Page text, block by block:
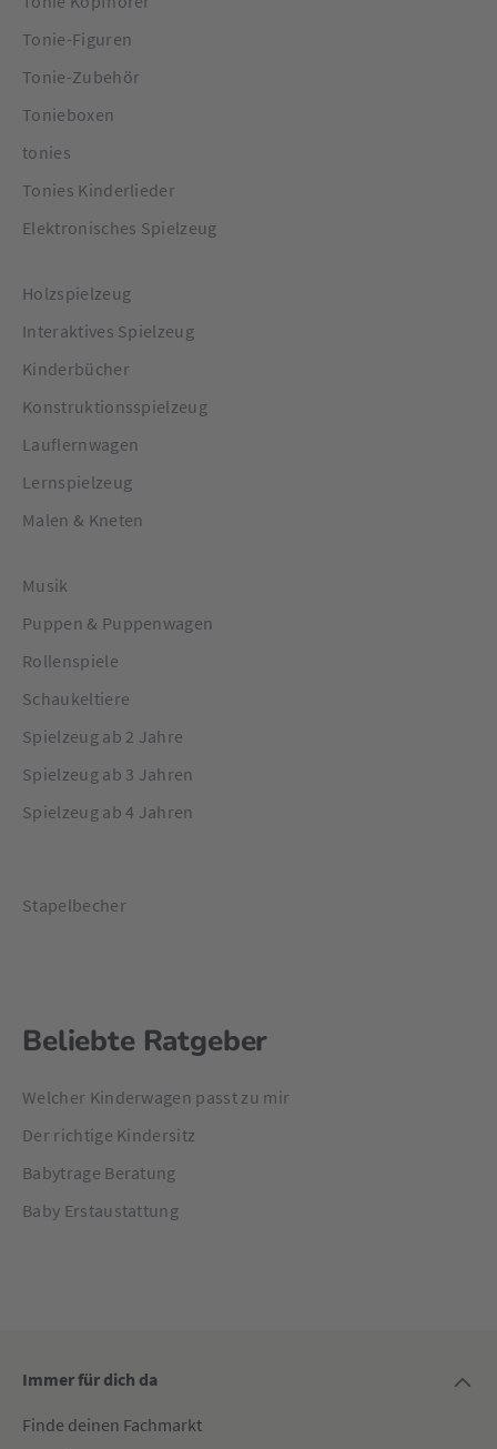
Tonie-Figuren
Tonie-Zubehör
Tonieboxen
tonies
Tonies Kinderlieder
Elektronisches Spielzeug
Holzspielzeug
Interaktives Spielzeug
Kinderbücher
Konstruktionsspielzeug
Lauflernwagen
Lernspielzeug
Malen & Kneten
Musik
Puppen & Puppenwagen
Rollenspiele
Schaukeltiere
Spielzeug ab 2 Jahre
Spielzeug ab 3 Jahren
Spielzeug ab 4 Jahren
Stapelbecher
Beliebte Ratgeber
Welcher Kinderwagen passt zu mir
Der richtige Kindersitz
Babytrage Beratung
Baby Erstaustattung
Immer für dich da
Finde deinen Fachmarkt